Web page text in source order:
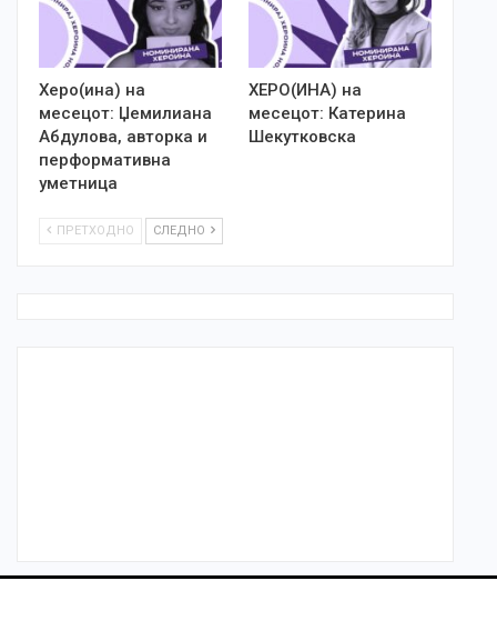
Херо(ина) на
месецот: Џемилиана
Абдулова, авторка и
перформативна
уметница
ХЕРО(ИНА) на
месецот: Катерина
Шекутковска
ПРЕТХОДНО СЛЕДНО